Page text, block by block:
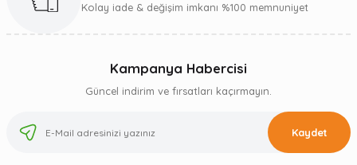
Kolay iade & değişim imkanı %100 memnuniyet
Kampanya Habercisi
Güncel indirim ve fırsatları kaçırmayın.
Kaydet